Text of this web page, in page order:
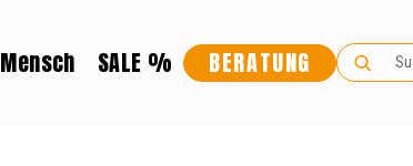
Mensch SALE % BERATUNG